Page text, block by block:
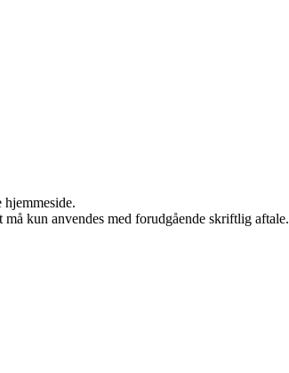
kun anvendes med forudgående skriftlig aftale.